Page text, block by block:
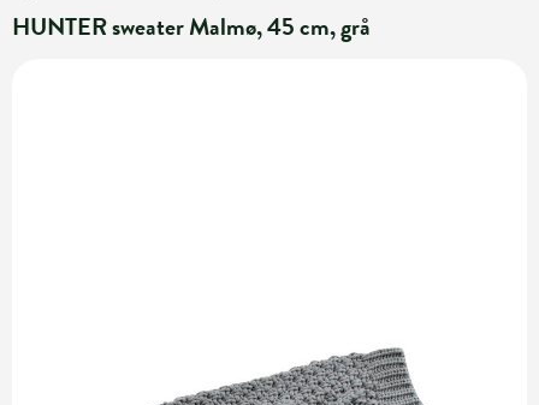
HUNTER sweater Malmø, 45 cm, grå